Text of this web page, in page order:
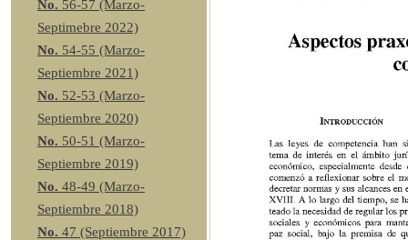
No. 56-57 (Marzo-
Septimebre 2022)
No. 54-55 (Marzo-
Septiembre 2021)
No. 52-53 (Marzo-
Septiembre 2020)
No. 50-51 (Marzo-
Septiembre 2019)
No. 48-49 (Marzo-
Septiembre 2018)
No. 47 (Septiembre 2017)